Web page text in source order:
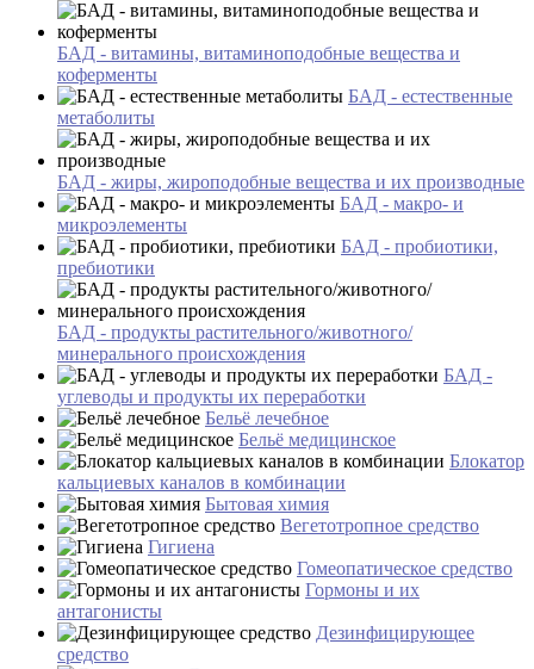
БАД - витамины, витаминоподобные вещества и
коферменты
БАД - естественные
метаболиты
БАД - жиры, жироподобные вещества и их производные
БАД - макро- и
микроэлементы
БАД - пробиотики,
пребиотики
БАД - продукты растительного/животного/
минерального происхождения
БАД -
углеводы и продукты их переработки
Бельё лечебное
Бельё медицинское
Блокатор
кальциевых каналов в комбинации
Бытовая химия
Вегетотропное средство
Гигиена
Гомеопатическое средство
Гормоны и их
антагонисты
Дезинфицирующее
средство